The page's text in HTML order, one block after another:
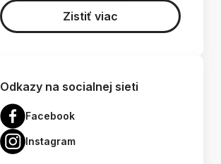
Zistiť viac
Odkazy na socialnej sieti
Facebook
Instagram